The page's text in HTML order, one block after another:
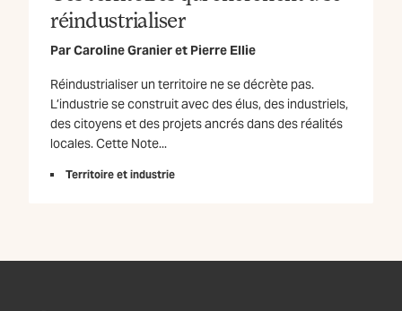
réindustrialiser
ParCaroline Granieret Pierre Ellie
Réindustrialiser un territoire ne se décrète pas.
L’industrie se construit avec des élus, des industriels,
des citoyens et des projets ancrés dans des réalités
locales. Cette Note...
Territoire et industrie